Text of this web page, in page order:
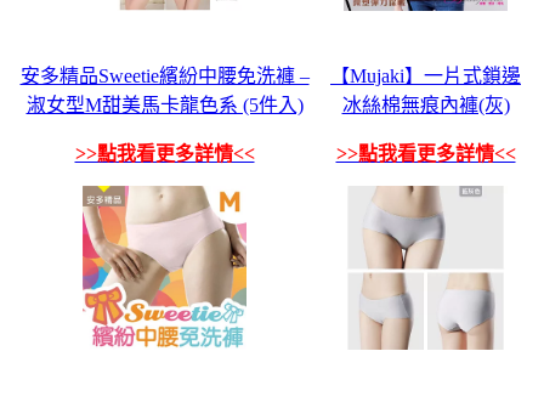
安多精品Sweetie繽紛中腰免洗褲 –
淑女型M甜美馬卡龍色系 (5件入)
>>點我看更多詳情<<
【Mujaki】一片式鎖邊
冰絲棉無痕內褲(灰)
>>點我看更多詳情<<